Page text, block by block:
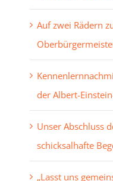
Auf zwei Rädern
der Albert-
Unser Abschluss
schicksalhafte
„Lasst uns